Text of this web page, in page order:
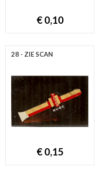
€ 0,10
28 - ZIE SCAN
€ 0,15